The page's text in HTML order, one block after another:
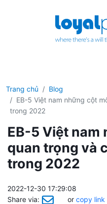
Trang chủ
Blog
EB-5 Việt nam những cột
trong 2022
EB-5 Việt nam
quan trọng và
trong 2022
2022-12-30 17:29:08
Share via:
or copy link